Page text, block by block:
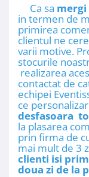
Ca sa mergi
in termen de
primirea
clientul ne
varii motive.
stocurile
realizarea
contactat de
echipei
ce
desfasoara
la plasarea
prin firma de
mai mult de 3
clienti isi
doua zi de la